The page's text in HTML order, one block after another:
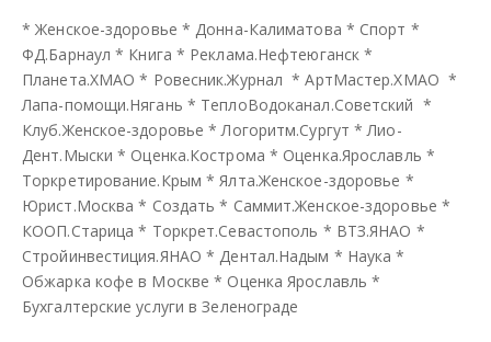
*Женское-здоровье *Донна-Калиматова * Спорт *
ФД.Барнаул * Книга * Реклама.Нефтеюганск *
Планета.ХМАО * Ровесник.Журнал *АртМастер.ХМАО *
Лапа-помощи.Нягань * ТеплоВодоканал.Советский *
Клуб.Женское-здоровье *Логоритм.Сургут *Лио-
Дент.Мыски * Оценка.Кострома * Оценка.Ярославль *
Торкретирование.Крым *Ялта.Женское-здоровье *
Юрист.Москва * Создать * Саммит.Женское-здоровье *
КООП.Старица * Торкрет.Севастополь * ВТЗ.ЯНАО *
Стройинвестиция.ЯНАО *Дентал.Надым * Наука *
Обжарка кофе в Москве * Оценка Ярославль *
Бухгалтерские услуги в Зеленограде